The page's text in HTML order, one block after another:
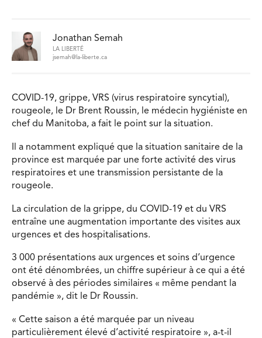
Jonathan Semah
LA LIBERTÉ
jsemah@la-liberte.ca
COVID-19, grippe, VRS (virus respiratoire syncytial),
rougeole, le Dr Brent Roussin, le médecin hygiéniste en
chef du Manitoba, a fait le point sur la situation.
Il a notamment expliqué que la situation sanitaire de la
province est marquée par une forte activité des virus
respiratoires et une transmission persistante de la
rougeole.
La circulation de la grippe, du COVID-19 et du VRS
entraîne une augmentation importante des visites aux
urgences et des hospitalisations.
3 000 présentations aux urgences et soins d’urgence
ont été dénombrées, un chiffre supérieur à ce qui a été
observé à des périodes similaires « même pendant la
pandémie », dit le Dr Roussin.
« Cette saison a été marquée par un niveau
particulièrement élevé d’activité respiratoire », a-t-il